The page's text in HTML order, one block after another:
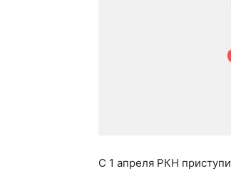
С 1 апреля РКН